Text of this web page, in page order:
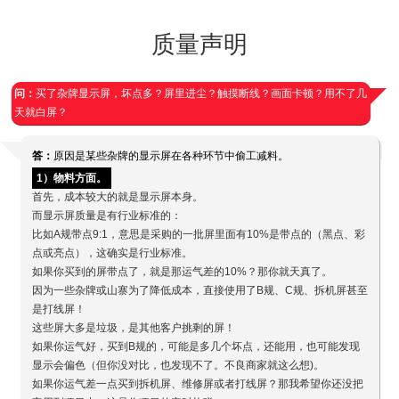
质量声明
问： 买了杂牌显示屏，坏点多？屏里进尘？触摸断线？画面卡顿？用不了几
天就白屏？
答： 原因是某些杂牌的显示屏在各种环节中偷工减料。
1）物料方面。
首先，成本较大的就是显示屏本身。
而显示屏质量是有行业标准的：
比如A规带点9:1，意思是采购的一批屏里面有10%是带点的（黑点、彩
点或亮点），这确实是行业标准。
如果你买到的屏带点了，就是那运气差的10%？那你就天真了。
因为一些杂牌或山寨为了降低成本，直接使用了B规、C规、拆机屏甚至
是打线屏！
这些屏大多是垃圾，是其他客户挑剩的屏！
如果你运气好，买到B规的，可能是多几个坏点，还能用，也可能发现
显示会偏色（但你没对比，也发现不了。不良商家就这么想)。
如果你运气差一点买到拆机屏、维修屏或者打线屏？那我希望你还没把